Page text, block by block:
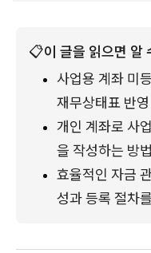
📋이 글을 읽으면 알
사업용 계좌 미
재무상태표 반
개인 계좌로 사
을 작성하는 방
효율적인 자금
성과 등록 절차